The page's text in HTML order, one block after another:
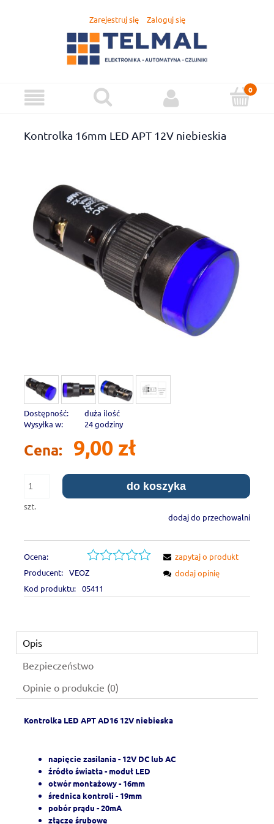
Zarejestruj się Zaloguj się
Kontrolka 16mm LED APT 12V niebieskia
Dostępność:
duża ilość
Wysyłka w:
24 godziny
Cena: 9,00 zł
szt.
do koszyka
dodaj do przechowalni
Ocena:
Producent: VEOZ
Kod produktu: 05411
zapytaj o produkt
dodaj opinię
Opis
Bezpieczeństwo
Opinie o produkcie (0)
Kontrolka LED APT AD16 12V niebieska
napięcie zasilania - 12V DC lub AC
źródło światła - moduł LED
otwór montażowy - 16mm
średnica kontroli - 19mm
pobór prądu - 20mA
złącze śrubowe